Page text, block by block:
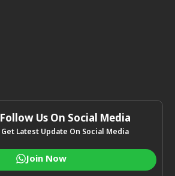
Follow Us On Social Media
Get Latest Update On Social Media
Join Now